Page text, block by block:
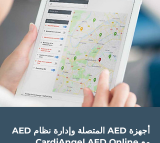
أجهزة AED المتصلة وإدارة نظام AED